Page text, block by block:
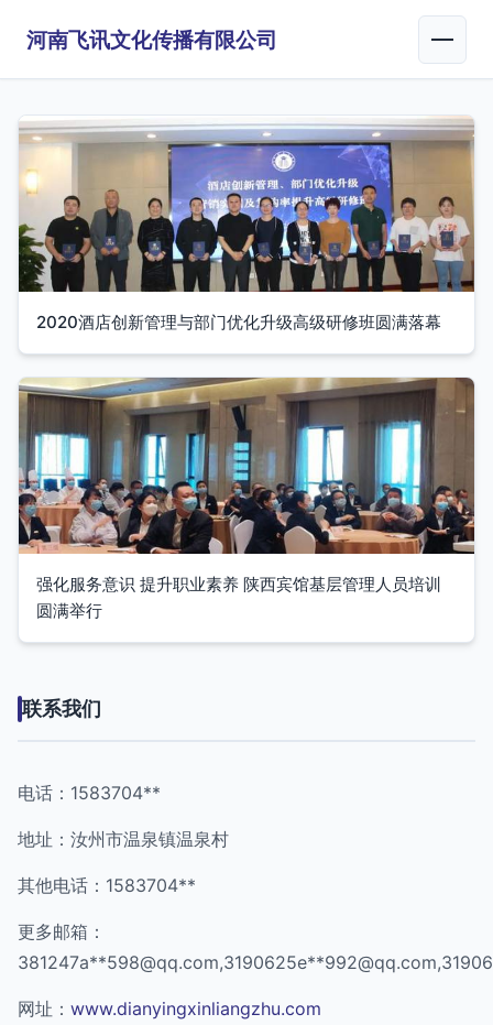
河南飞讯文化传播有限公司
2020酒店创新管理与部门优化升级高级研修班圆满落幕
强化服务意识 提升职业素养 陕西宾馆基层管理人员培训
圆满举行
联系我们
电话：1583704**
地址：汝州市温泉镇温泉村
其他电话：1583704**
更多邮箱：
381247a**598@qq.com,3190625e**992@qq.com
网址： www.dianyingxinliangzhu.com